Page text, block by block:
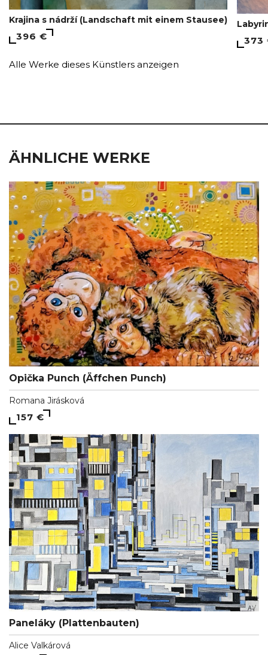
Krajina s nádrží (Landschaft mit einem Stausee)
396 € 373
Alle Werke dieses Künstlers anzeigen
ÄHNLICHE WERKE
Opička Punch (Äffchen Punch)
Romana Jirásková
157 €
Paneláky (Plattenbauten)
Alice Valkárová